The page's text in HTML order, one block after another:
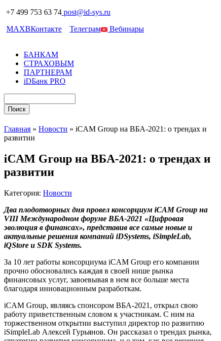
+7 499 753 63 74 post@id-sys.ru
MAXВКонтакте Телеграм Вебинары
БАНКАМ
СТРАХОВЫМ
ПАРТНЕРАМ
iDБанк PRO
Главная » Новости » iCAM Group на ВБА-2021: о трендах и
развитии
iCAM Group на ВБА-2021: о трендах и
развитии
Категория: Новости
Два плодотворных дня провел консорциум iCAM Group на
VIII Международном форуме ВБА-2021 «Цифровая
эволюция в финансах», представив все самые новые и
актуальные решения компаний iDSystems, iSimpleLab,
iQStore и SDK Systems.
За 10 лет работы консорциума iCAM Group его компании
прочно обосновались каждая в своей нише рынка
финансовых услуг, завоевывая в нем все больше места
благодаря инновационным разработкам.
iCAM Group, являясь спонсором ВБА-2021, открыл свою
работу приветственным словом к участникам. С ним на
торжественном открытии выступил директор по развитию
iSimpleLab Алексей Гурьянов. Он рассказал о трендах рынка,